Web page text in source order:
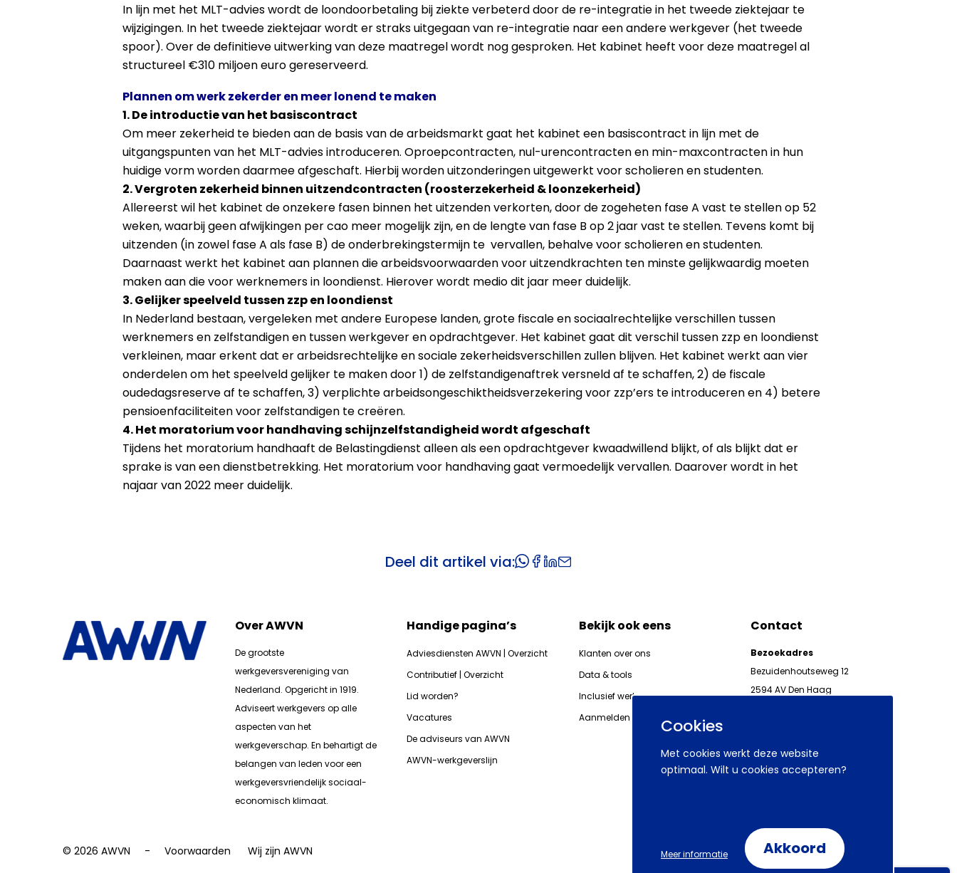
Cookies
Met cookies werkt deze website
optimaal. Wilt u cookies accepteren?
Meer informatie Akkoord
In lijn met het MLT-advies wordt de loondoorbetaling bij ziekte verbeterd door de re-integratie in het tweede ziektejaar te
wijzigingen. In het tweede ziektejaar wordt er straks uitgegaan van re-integratie naar een andere werkgever (het tweede
spoor). Over de definitieve uitwerking van deze maatregel wordt nog gesproken. Het kabinet heeft voor deze maatregel al
structureel €310 miljoen euro gereserveerd.
Plannen om werk zekerder en meer lonend te maken
1. De introductie van het basiscontract
Om meer zekerheid te bieden aan de basis van de arbeidsmarkt gaat het kabinet een basiscontract in lijn met de
uitgangspunten van het MLT-advies introduceren. Oproepcontracten, nul-urencontracten en min-maxcontracten in hun
huidige vorm worden daarmee afgeschaft. Hierbij worden uitzonderingen uitgewerkt voor scholieren en studenten.
2. Vergroten zekerheid binnen uitzendcontracten (roosterzekerheid & loonzekerheid)
Allereerst wil het kabinet de onzekere fasen binnen het uitzenden verkorten, door de zogeheten fase A vast te stellen op 52
weken, waarbij geen afwijkingen per cao meer mogelijk zijn, en de lengte van fase B op 2 jaar vast te stellen. Tevens komt bij
uitzenden (in zowel fase A als fase B) de onderbrekingstermijn te vervallen, behalve voor scholieren en studenten.
Daarnaast werkt het kabinet aan plannen die arbeidsvoorwaarden voor uitzendkrachten ten minste gelijkwaardig moeten
maken aan die voor werknemers in loondienst. Hierover wordt medio dit jaar meer duidelijk.
3. Gelijker speelveld tussen zzp en loondienst
In Nederland bestaan, vergeleken met andere Europese landen, grote fiscale en sociaalrechtelijke verschillen tussen
werknemers en zelfstandigen en tussen werkgever en opdrachtgever. Het kabinet gaat dit verschil tussen zzp en loondienst
verkleinen, maar erkent dat er arbeidsrechtelijke en sociale zekerheidsverschillen zullen blijven. Het kabinet werkt aan vier
onderdelen om het speelveld gelijker te maken door 1) de zelfstandigenaftrek versneld af te schaffen, 2) de fiscale
oudedagsreserve af te schaffen, 3) verplichte arbeidsongeschiktheidsverzekering voor zzp’ers te introduceren en 4) betere
pensioenfaciliteiten voor zelfstandigen te creëren.
4. Het moratorium voor handhaving schijnzelfstandigheid wordt afgeschaft
Tijdens het moratorium handhaaft de Belastingdienst alleen als een opdrachtgever kwaadwillend blijkt, of als blijkt dat er
sprake is van een dienstbetrekking. Het moratorium voor handhaving gaat vermoedelijk vervallen. Daarover wordt in het
najaar van 2022 meer duidelijk.
Deel dit artikel via:
Over AWVN
De grootste
werkgeversvereniging van
Nederland. Opgericht in 1919.
Adviseert werkgevers op alle
aspecten van het
werkgeverschap. En behartigt de
belangen van leden voor een
werkgeversvriendelijk sociaal-
economisch klimaat.
Handige pagina’s
Adviesdiensten AWVN | Overzicht
Contributief | Overzicht
Lid worden?
Vacatures
De adviseurs van AWVN
AWVN-werkgeverslijn
Bekijk ook eens
Klanten over ons
Data & tools
Inclusief werkgeven
Aanmelden nieuwsbrieven AWVN
Contact
Bezoekadres
Bezuidenhoutseweg 12
2594 AV Den Haag
werkgeverslijn@awvn.nl
© 2026 AWVN Voorwaarden Wij zijn AWVN Volg ons op: